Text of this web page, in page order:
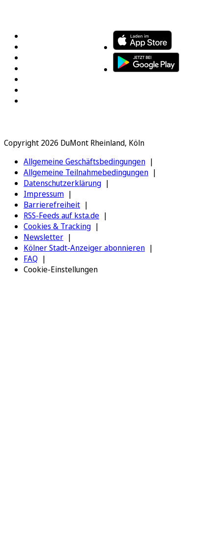
Copyright 2026 DuMont Rheinland, Köln
Allgemeine Geschäftsbedingungen
Allgemeine Teilnahmebedingungen
Datenschutzerklärung
Impressum
Barrierefreiheit
RSS-Feeds auf ksta.de
Cookies & Tracking
Newsletter
Kölner Stadt-Anzeiger abonnieren
FAQ
Cookie-Einstellungen